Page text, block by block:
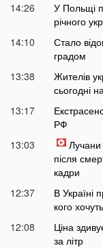
14:26
У Польщі
річного
14:10
Стало
градом
13:38
Жителів
сьогодні
13:17
РФ
13:03
Лучани
після
кадри
12:37
В Україні
кого
12:08
Ціна
за літр